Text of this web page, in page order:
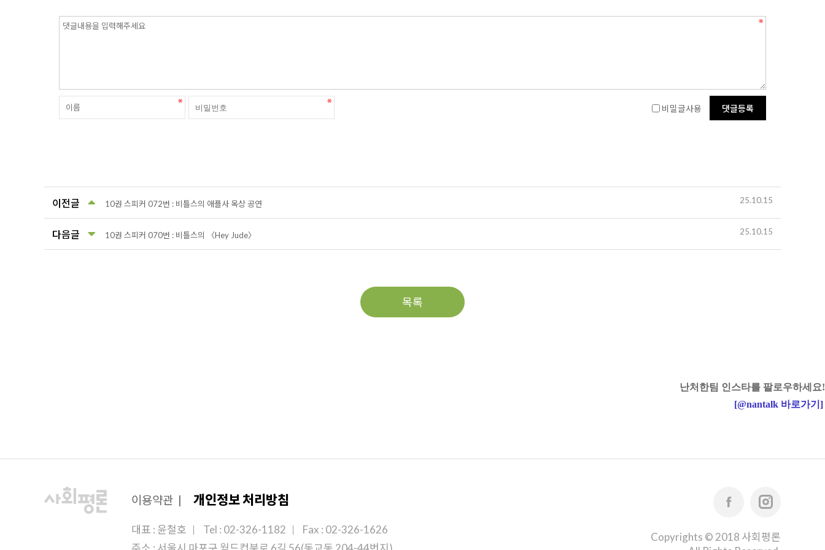
비밀글사용
이전글 10권 스피커 072번 : 비틀스의 애플사 옥상 공연 25.10.15
다음글 10권 스피커 070번 : 비틀스의 〈Hey Jude〉 25.10.15
목록
난처한팀 인스타를 팔로우하세요!
[@nantalk 바로가기 ]
이용약관 | 개인정보 처리방침
대표 : 윤철호 Tel : 02-326-1182
Fax : 02-326-1626
Copyrights © 2018 사회평론